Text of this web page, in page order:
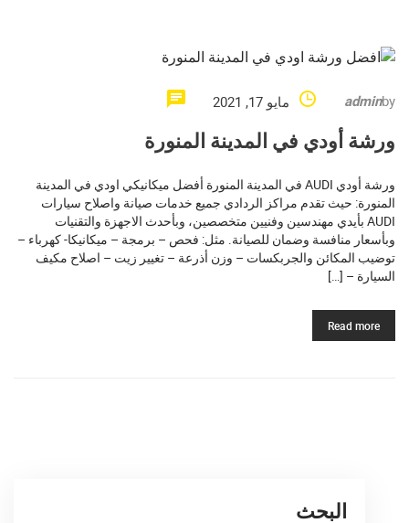
by
admin مايو 17, 2021
ورشة أودي في المدينة المنورة
ورشة أودي AUDI في المدينة المنورة أفضل ميكانيكي اودي في المدينة
المنورة: حيث تقدم مراكز الردادي جميع خدمات صيانة واصلاح سيارات
AUDI بأيدي مهندسين وفنيين متخصصين، وبأحدث الاجهزة والتقنيات
وبأسعار منافسة وضمان للصيانة. مثل: فحص – برمجة – ميكانيكا- كهرباء –
توضيب المكائن والجربكسات – وزن أذرعة – تغيير زيت – اصلاح مكيف
السيارة – […]
Read more
البحث